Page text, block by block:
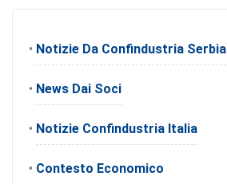
• Notizie Da Confindustria Serbia
• News Dai Soci
• Notizie Confindustria Italia
• Contesto Economico